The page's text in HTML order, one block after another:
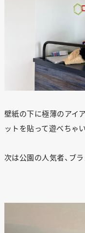
壁紙の下に極薄のアイ
ットを貼って遊べちゃ
次は公園の人気者、ブラ